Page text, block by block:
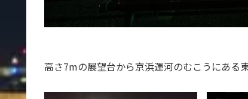
高さ7mの展望台から京浜運河のむこうにある